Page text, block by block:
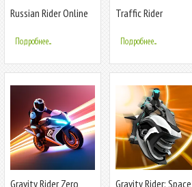
Russian Rider Online
Подробнее...
Traffic Rider
Подробнее...
Gravity Rider Zero Gravity Rider: Space